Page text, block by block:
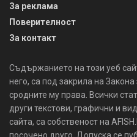
За реклама
Поверителност
За контакт
Съдържанието на този уеб
него, са под закрила на
сродните му права. Всички
други текстови, графични и
сайта, са собственост на
посочено друго. Допуска се